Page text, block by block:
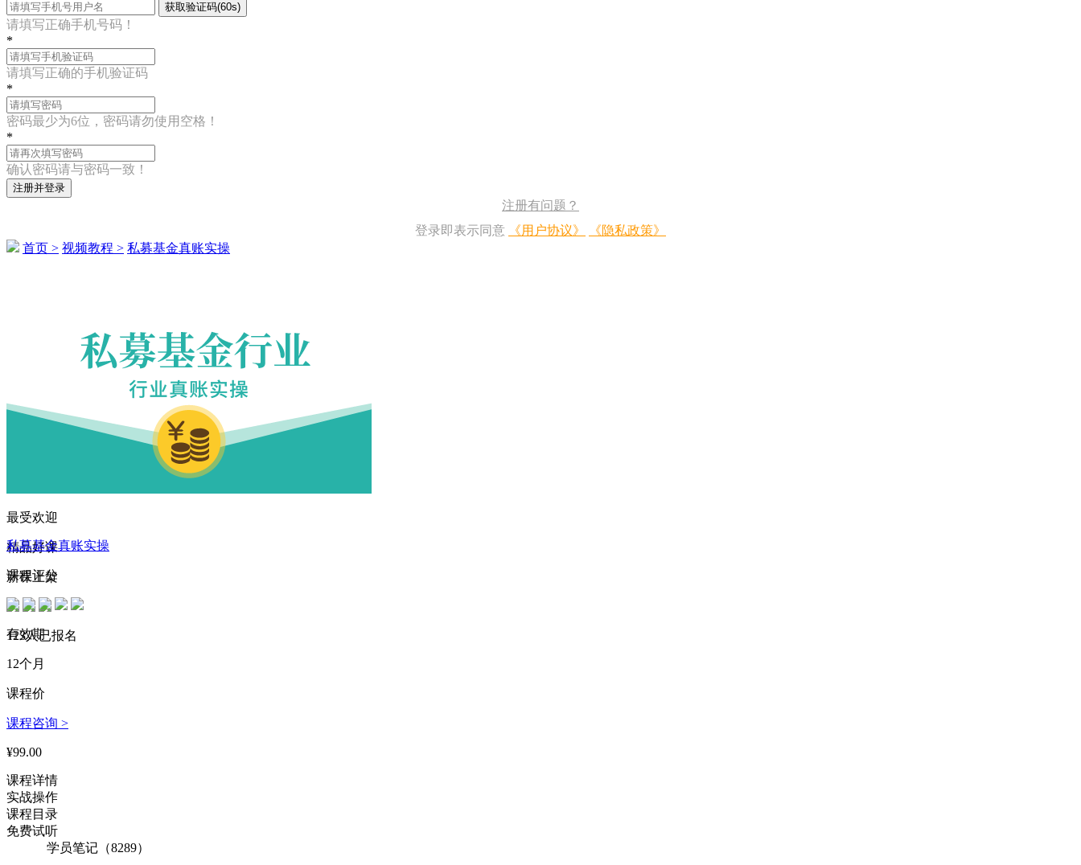
获取验证码(60s)
请填写正确手机号码！
*
请填写正确的手机验证码
*
密码最少为6位，密码请勿使用空格！
*
确认密码请与密码一致！
注册并登录
注册有问题？
登录即表示同意
《用户协议》
《隐私政策》
首页 > 视频教程 > 私募基金真账实操
174****2266 刚刚购买了该课程
160****5792 刚刚购买了该课程
183****2800 刚刚购买了该课程
187****5740 刚刚购买了该课程
189****5382 刚刚购买了该课程
179****6333 刚刚购买了该课程
184****3360 刚刚购买了该课程
179****1913 刚刚购买了该课程
142****1554 刚刚购买了该课程
159****1261 刚刚购买了该课程
197****5797 刚刚购买了该课程
153****1453 刚刚购买了该课程
134****6638 刚刚购买了该课程
158****5761 刚刚购买了该课程
134****1944 刚刚购买了该课程
175****1733 刚刚购买了该课程
167****3946 刚刚购买了该课程
最受欢迎
精品好课
新课上架
123人已报名
私募基金真账实操
课程评分
有效期
12个月
课程价
课程咨询 >
¥99.00
课程详情
实战操作
课程目录
免费试听
学员笔记（8289）